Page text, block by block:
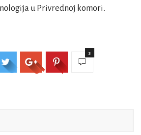
u Privrednoj komori.
3